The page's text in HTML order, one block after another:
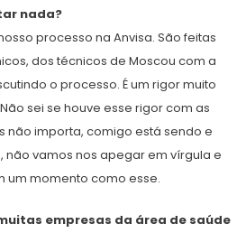
nada?
processo na Anvisa. São feitas
dos técnicos de Moscou com a
o processo. É um rigor muito
sei se houve esse rigor com as
não importa, comigo está sendo e
não vamos nos apegar em vírgula e
um momento como esse.
empresas da área de saúde